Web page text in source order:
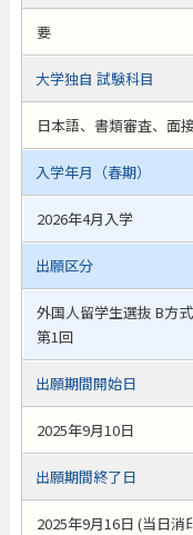
要
大学独自 試験科目
日本語、書類審査、面
入学年月（春期）
2026年4月入学
出願区分
外国人留学生選抜 B方
第1回
出願期間開始日
2025年9月10日
出願期間終了日
2025年9月16日 (当日消